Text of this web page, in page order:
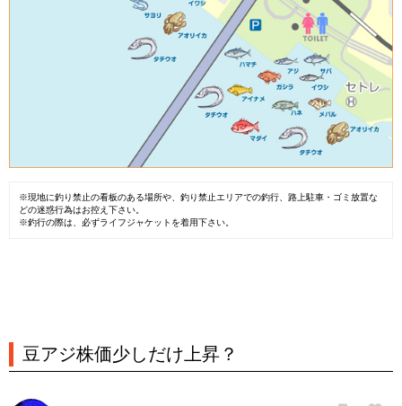
※現地に釣り禁止の看板のある場所や、釣り禁止エリアでの釣行、路上駐車・ゴミ放置な
どの迷惑行為はお控え下さい。
※釣行の際は、必ずライフジャケットを着用下さい。
豆アジ株価少しだけ上昇？